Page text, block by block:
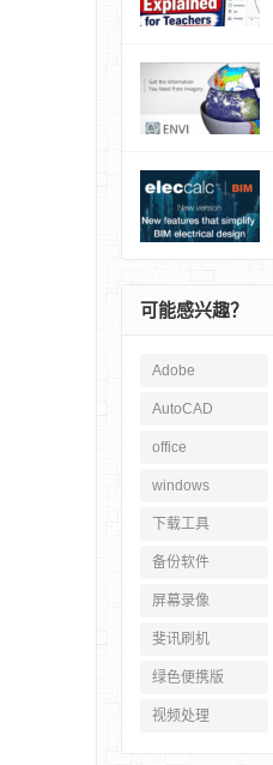
可能感兴趣？
Adobe
AutoCAD
office
windows
下载工具
备份软件
屏幕录像
斐讯刷机
绿色便携版
视频处理